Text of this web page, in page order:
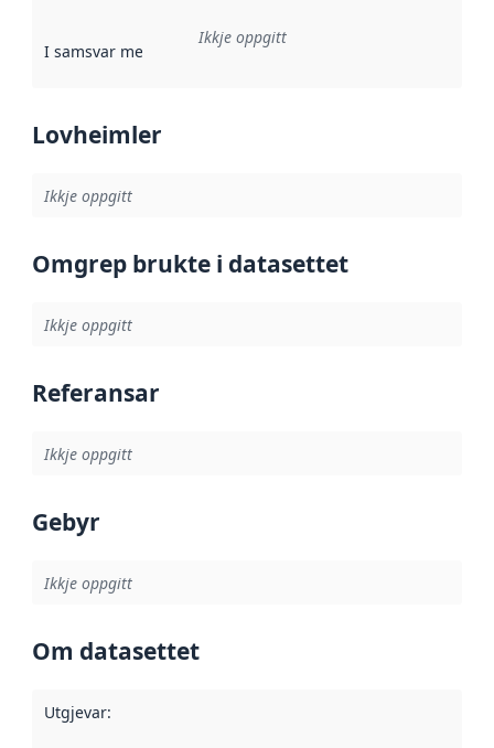
I samsvar med Referanse til ei implementeringsregel eller
Ikkje oppgitt
Lovheimler
Ikkje oppgitt
Omgrep brukte i datasettet
Ikkje oppgitt
Referansar
Ikkje oppgitt
Gebyr
Ikkje oppgitt
Om datasettet
Utgjevar: